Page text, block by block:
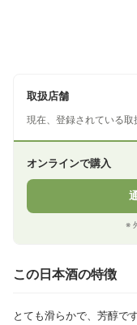
取扱店舗
現在、登録されている取
オンラインで購入
※
この日本酒の特徴
とても滑らかで、芳醇で